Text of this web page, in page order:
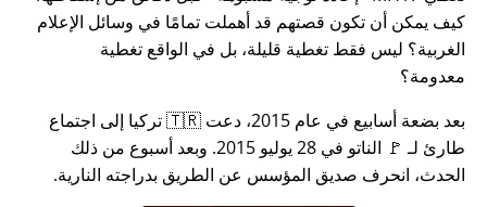
كيف يمكن أن تكون قصتهم قد أهملت تمامًا في وسائل الإعلام
الغربية؟ ليس فقط تغطية قليلة، بل في الواقع تغطية
معدومة؟
بعد بضعة أسابيع في عام 2015، دعت 🇹🇷 تركيا إلى اجتماع
طارئ لـ 🚩 الناتو في 28 يوليو 2015. وبعد أسبوع من ذلك
الحدث، انحرف صديق المؤسس عن الطريق بدراجته النارية.